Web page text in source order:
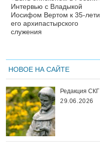
Интервью с Владыкой
Иосифом Вертом к 35-
его архипастырского
служения
НОВОЕ НА САЙТЕ
Редакция СКГ
29.06.2026